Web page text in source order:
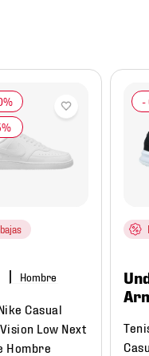
Hombre
Casual
Low Next
Hombre